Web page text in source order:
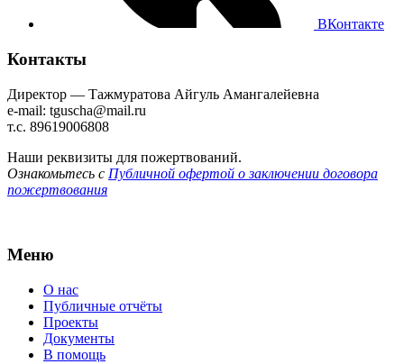
ВКонтакте
Контакты
Директор — Тажмуратова Айгуль Амангалейевна
e-mail: tguscha@mail.ru
т.с. 89619006808
Наши реквизиты для пожертвований.
Ознакомьтесь с Публичной офертой о заключении договора
пожертвования
Меню
О нас
Публичные отчёты
Проекты
Документы
В помощь